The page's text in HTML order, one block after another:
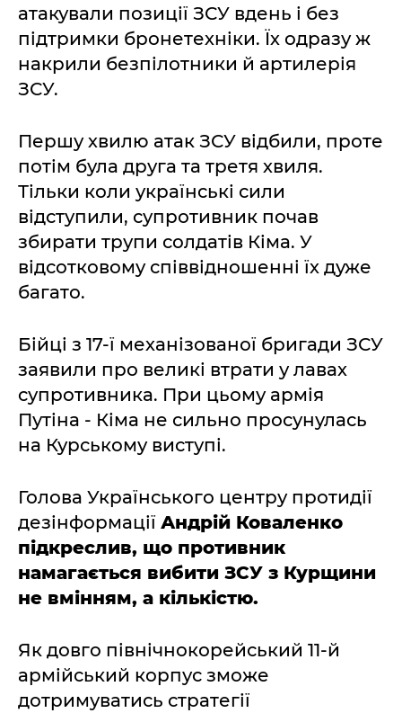
атакували позиції ЗСУ вдень і без
підтримки бронетехніки. Їх одразу ж
накрили безпілотники й артилерія
ЗСУ.
Першу хвилю атак ЗСУ відбили, проте
потім була друга та третя хвиля.
Тільки коли українські сили
відступили, супротивник почав
збирати трупи солдатів Кіма. У
відсотковому співвідношенні їх дуже
багато.
Бійці з 17-ї механізованої бригади ЗСУ
заявили про великі втрати у лавах
супротивника. При цьому армія
Путіна - Кіма не сильно просунулась
на Курському виступі.
Голова Українського центру протидії
дезінформації Андрій Коваленко
підкреслив, що противник
намагається вибити ЗСУ з Курщини
не вмінням, а кількістю.
Як довго північнокорейський 11-й
армійський корпус зможе
дотримуватись стратегії